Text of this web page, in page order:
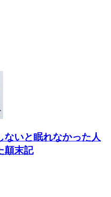
ないと眠れなかった人
顛末記